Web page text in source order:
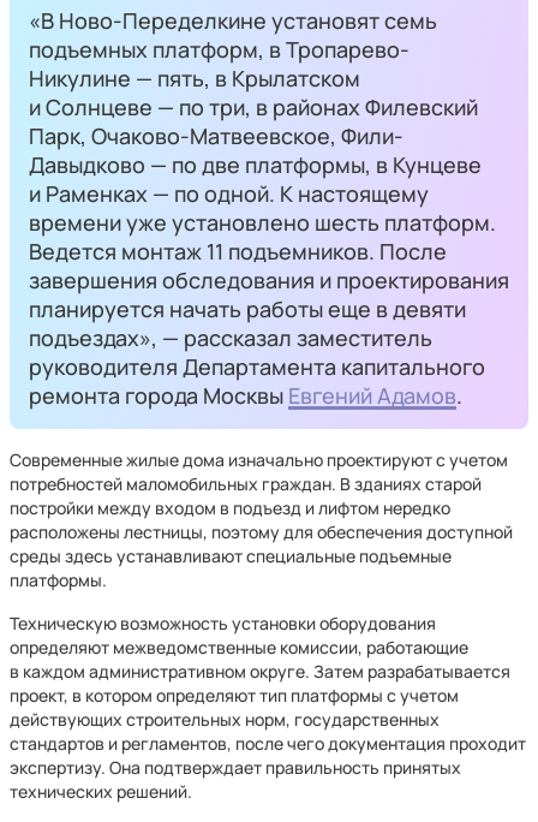
«В Ново-Переделкине установят семь
подъемных платформ, в Тропарево-
Никулине — пять, в Крылатском
и Солнцеве — по три, в районах Филевский
Парк, Очаково-Матвеевское, Фили-
Давыдково — по две платформы, в Кунцеве
и Раменках — по одной. К настоящему
времени уже установлено шесть платформ.
Ведется монтаж 11 подъемников. После
завершения обследования и проектирования
планируется начать работы еще в девяти
подъездах», — рассказал заместитель
руководителя Департамента капитального
ремонта города Москвы Евгений Адамов.
Современные жилые дома изначально проектируют с учетом
потребностей маломобильных граждан. В зданиях старой
постройки между входом в подъезд и лифтом нередко
расположены лестницы, поэтому для обеспечения доступной
среды здесь устанавливают специальные подъемные
платформы.
Техническую возможность установки оборудования
определяют межведомственные комиссии, работающие
в каждом административном округе. Затем разрабатывается
проект, в котором определяют тип платформы с учетом
действующих строительных норм, государственных
стандартов и регламентов, после чего документация проходит
экспертизу. Она подтверждает правильность принятых
технических решений.